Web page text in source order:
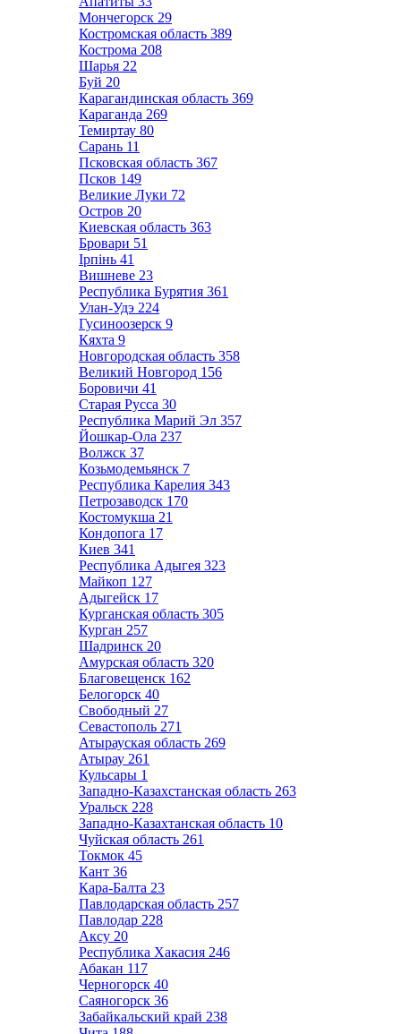
Мончегорск 29
Костромская область 389
Кострома 208
Шарья 22
Буй 20
Карагандинская область 369
Караганда 269
Темиртау 80
Сарань 11
Псковская область 367
Псков 149
Великие Луки 72
Остров 20
Киевская область 363
Бровари 51
Ірпінь 41
Вишневе 23
Республика Бурятия 361
Улан-Удэ 224
Гусиноозерск 9
Кяхта 9
Новгородская область 358
Великий Новгород 156
Боровичи 41
Старая Русса 30
Республика Марий Эл 357
Йошкар-Ола 237
Волжск 37
Козьмодемьянск 7
Республика Карелия 343
Петрозаводск 170
Костомукша 21
Кондопога 17
Киев 341
Республика Адыгея 323
Майкоп 127
Адыгейск 17
Курганская область 305
Курган 257
Шадринск 20
Амурская область 320
Благовещенск 162
Белогорск 40
Свободный 27
Севастополь 271
Атырауская область 269
Атырау 261
Кульсары 1
Западно-Казахстанская область 263
Уральск 228
Западно-Казахтанская область 10
Чуйская область 261
Токмок 45
Кант 36
Кара-Балта 23
Павлодарская область 257
Павлодар 228
Аксу 20
Республика Хакасия 246
Абакан 117
Черногорск 40
Саяногорск 36
Забайкальский край 238